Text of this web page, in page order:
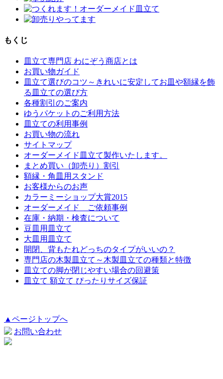
もくじ
皿立て専門店 わにぞう商店とは
お買い物ガイド
皿立て選びのコツ～きれいに安定してお皿や額縁を飾
る皿立ての選び方
各種割引のご案内
ゆうパケットのご利用方法
皿立ての利用事例
お買い物の流れ
サイトマップ
オーダーメイド皿立て製作いたします。
まとめ買い（卸売り）割引
額縁・角皿用スタンド
お客様からのお声
カラーミーショップ大賞2015
オーダーメイド ご依頼事例
在庫・納期・検査について
豆皿用皿立て
大皿用皿立て
開閉、背もたれどっちのタイプがいいの？
専門店の木製皿立て～木製皿立ての種類と特徴
皿立ての脚が閉じやすい場合の回避策
皿立て 額立て ぴったりサイズ保証
▲ページトップへ
お問い合わせ